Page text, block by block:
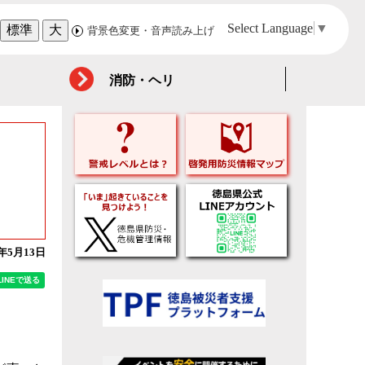
標準 大 背景色変更・音声読み上げ Select Language ▼
消防・ヘリ
5月13日